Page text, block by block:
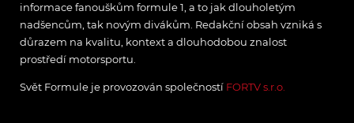
informace fanouškům formule 1, a to jak dlouholetým
nadšencům, tak novým divákům. Redakční obsah vzniká s
důrazem na kvalitu, kontext a dlouhodobou znalost
prostředí motorsportu.
Svět Formule je provozován společností FORTV s.r.o.